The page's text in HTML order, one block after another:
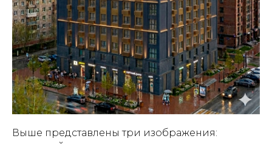
Выше представлены три изображения: